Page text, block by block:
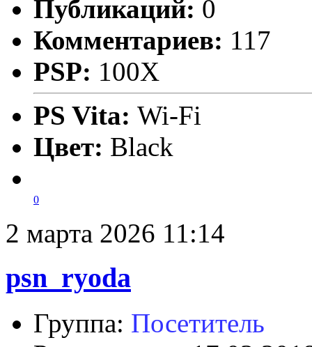
Публикаций: 0
Комментариев: 117
PSP: 100X
PS Vita: Wi-Fi
Цвет: Black
0
2 марта 2026 11:14
psn_ryoda
Группа: Посетитель